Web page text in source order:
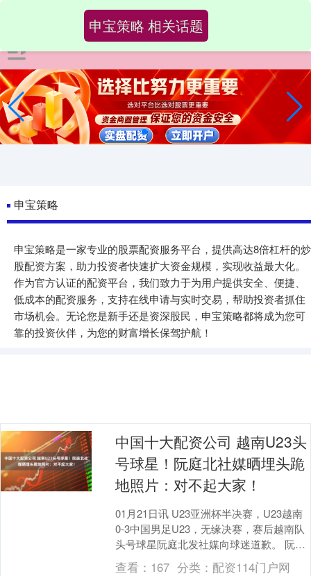
申宝策略
申宝策略是一家专业的股票配资服务平台，提供高达8倍杠杆的炒
股配资方案，助力投资者快速扩大资金规模，实现收益最大化。
作为官方认证的配资平台，我们致力于为用户提供安全、便捷、
低成本的配资服务，支持在线申请与实时交易，帮助投资者抓住
市场机会。无论您是新手还是资深股民，申宝策略都将成为您可
靠的投资伙伴，为您的财富增长保驾护航！
申宝策略 相关话题
中国十大配资公司 越南U23头
号球星！阮庭北社媒晒埋头跪
地照片：对不起大家！
01月21日讯 U23亚洲杯半决赛，U23越南
0-3中国男足U23，无缘决赛，赛后越南队
头号球星阮庭北发社媒向球迷道歉。 阮庭
北社媒晒出抱头跪地照片中国十大配资....
查看： 167 分类： 配资114门户网